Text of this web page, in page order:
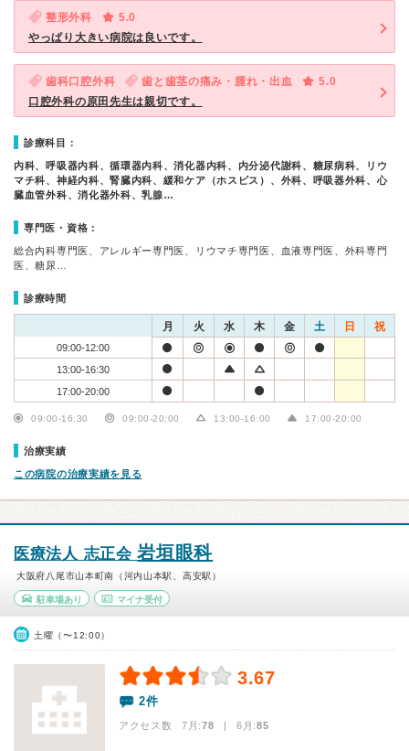
整形外科
5.0
やっぱり大きい病院は良いです。
歯科口腔外科 歯と歯茎の痛み・腫れ・出血
5.0
口腔外科の原田先生は親切です。
診療科目：
内科、呼吸器内科、循環器内科、消化器内科、内分泌代謝科、糖尿病科、リウ
マチ科、神経内科、腎臓内科、緩和ケア（ホスピス）、外科、呼吸器外科、心
臓血管外科、消化器外科、乳腺…
専門医・資格：
総合内科専門医、アレルギー専門医、リウマチ専門医、血液専門医、外科専門
医、糖尿…
診療時間
月 火 水 木 金 土 日 祝
09:00-12:00
13:00-16:30
17:00-20:00
09:00-16:30 09:00-20:00 13:00-16:00 17:00-20:00
治療実績
この病院の治療実績を見る
医療法人 志正会岩垣眼科
大阪府八尾市山本町南（河内山本駅、高安駅）
駐車場あり マイナ受付
土曜（〜12:00）
3.67
2件
アクセス数 7月:78 | 6月:85